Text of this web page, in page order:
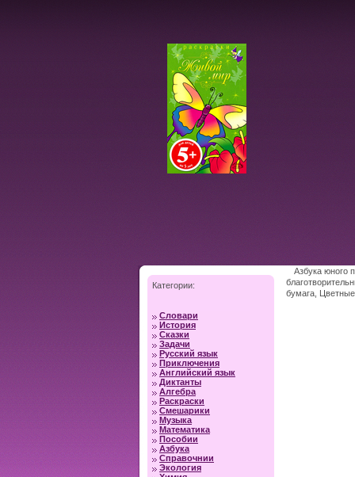
Категории:
Словари
История
Сказки
Задачи
Русский язык
Приключения
Английский язык
Диктанты
Алгебра
Раскраски
Смешарики
Музыка
Математика
Пособии
Азбука
Справочнии
Экология
Азбука юного
бумага,